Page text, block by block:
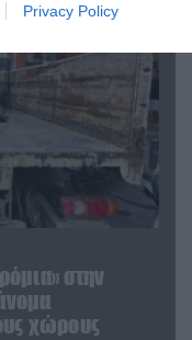
Privacy Policy
στην
χώρους